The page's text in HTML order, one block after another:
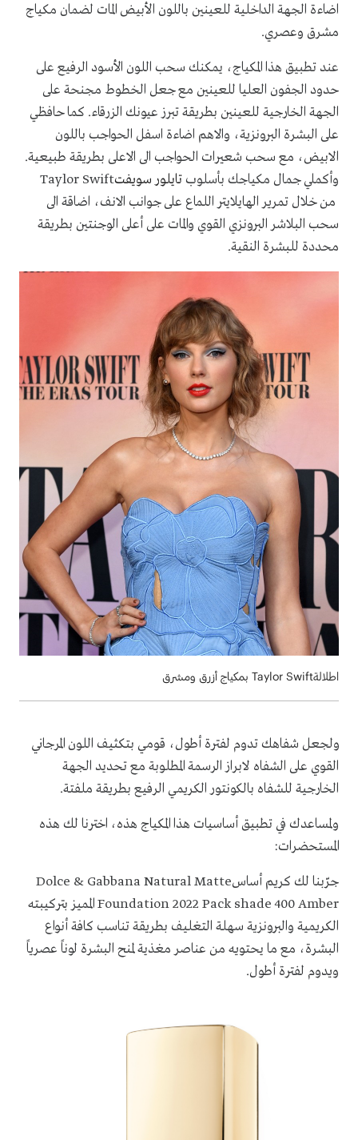
اضاءة الجهة الداخلية للعينين باللون الأبيض المات لضمان مكياج
مشرق وعصري.
عند تطبيق هذا المكياج، يمكنك سحب اللون الأسود الرفيع على
حدود الجفون العليا للعينين مع جعل الخطوط مجنحة على
الجهة الخارجية للعينين بطريقة تبرز عيونك الزرقاء. كما حافظي
على البشرة البرونزية، والاهم اضاءة اسفل الحواجب باللون
الابيض، مع سحب شعيرات الحواجب الى الاعلى بطريقة طبيعية.
وأكملي جمال مكياجك بأسلوب تايلور سويفتTaylor Swift
من خلال تمرير الهايلايتر اللماع على جوانب الانف، اضاقة الى
سحب البلاشر البرونزي القوي والمات على أعلى الوجنتين بطريقة
محددة للبشرة النقية.
اطلالةTaylor Swift بمكياج أزرق ومشرق
ولجعل شفاهك تدوم لفترة أطول، قومي بتكثيف اللون المرجاني
القوي على الشفاه لابراز الرسمة المطلوبة مع تحديد الجهة
الخارجية للشفاه بالكونتور الكريمي الرفيع بطريقة ملفتة.
ولمساعدك في تطبيق أساسيات هذا المكياج هذه، اخترنا لك هذه
المستحضرات:
جرّبنا لك كريم أساسDolce & Gabbana Natural Matte
Foundation 2022 Pack shade 400 Amberالمميز بتركيبته
الكريمية والبرونزية سهلة التغليف بطريقة تناسب كافة أنواع
البشرة، مع ما يحتويه من عناصر مغذية لمنح البشرة لوناً عصرياً
ويدوم لفترة أطول.